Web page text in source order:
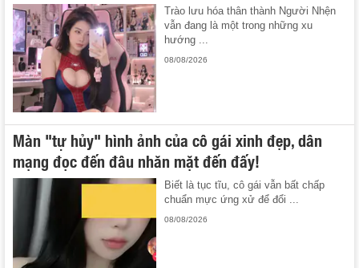
Trào lưu hóa thân thành Người Nhện
vẫn đang là một trong những xu
hướng ...
08/08/2026
Màn "tự hủy" hình ảnh của cô gái xinh đẹp, dân
mạng đọc đến đâu nhăn mặt đến đấy!
Biết là tục tĩu, cô gái vẫn bất chấp
chuẩn mực ứng xử để đổi ...
08/08/2026